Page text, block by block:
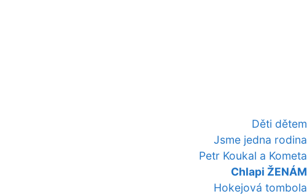
Děti dětem
Jsme jedna rodina
Petr Koukal a Kometa
Chlapi ŽENÁM
Hokejová tombola